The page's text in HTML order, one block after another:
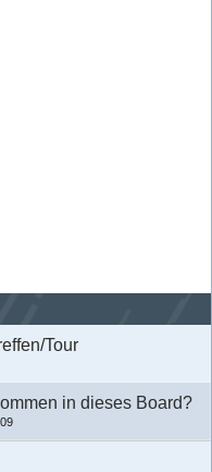
Tour
in dieses Board?